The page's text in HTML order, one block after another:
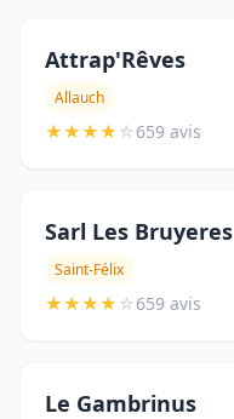
Attrap'Rêves
Allauch
★★★★ ☆659 avis
Sarl Les Bruyeres
Saint-Félix
★★★★ ☆659 avis
Le Gambrinus